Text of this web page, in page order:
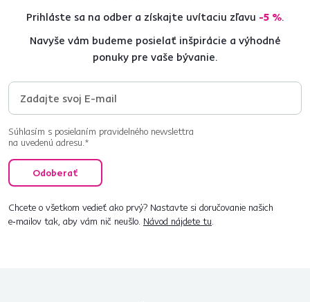
Prihláste sa na odber a získajte uvítaciu zľavu -5 %.
Navyše vám budeme posielať inšpirácie a výhodné
ponuky pre vaše bývanie.
Súhlasím s posielaním pravidelného newslettra
na uvedenú adresu.*
Odoberať
Chcete o všetkom vedieť ako prvý? Nastavte si doručovanie našich
e‑mailov tak, aby vám nič neušlo. Návod nájdete tu.